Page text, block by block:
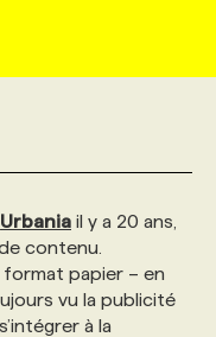
Urbania il y a 20 ans,
contenu.
format papier – en
vu la publicité
à la